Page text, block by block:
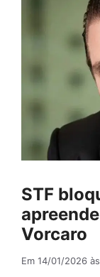
STF
Vorcaro
Em 14/01/2026